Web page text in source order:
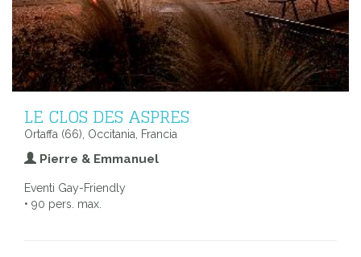
LE CLOS DES ASPRES
Ortaffa (66), Occitania, Francia
Pierre & Emmanuel
Eventi Gay-Friendly
• 90 pers. max.